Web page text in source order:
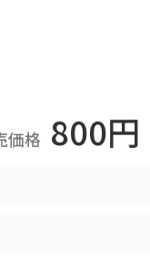
価格 800円